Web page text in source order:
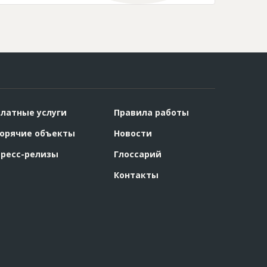
услуги
объекты
релизы
Правила работы
Новости
Глоссарий
Контакты